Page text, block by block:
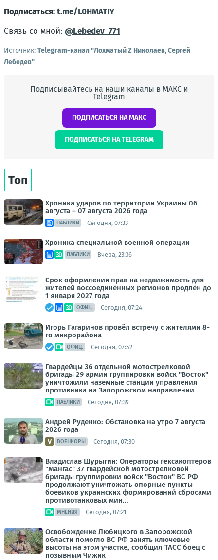
Подписаться:t.me/L0HMATIY
Связь со мной: @Lebedev_771
Источник: Telegram-канал "Лохматый Z Николаев, Сергей
Лебедев"
Подписывайтесь на наши каналы в МАКС и
Telegram
ПОДПИСАТЬСЯ НА МАКС
ПОДПИСАТЬСЯ НА TELEGRAM
Топ
Хроника ударов по территории Украины 06
августа – 07 августа 2026 года
ПАБЛИКИ Сегодня, 07:33
Хроника специальной военной операции
ПАБЛИКИ Вчера, 23:36
Срок оформления прав на недвижимость для
жителей воссоединённых регионов продлён до
1 января 2027 года
ОФИЦ. Сегодня, 07:24
Игорь Гагаринов провёл встречу с жителями 8-
го микрорайона
ОФИЦ. Сегодня, 07:52
Гвардейцы 36 отдельной мотострелковой
бригады 29 армии группировки войск "Восток"
уничтожили наземные станции управления
противника на Запорожском направлении
ПАБЛИКИ Сегодня, 07:39
Андрей Руденко: Обстановка на утро 7 августа
2026 года
ВОЕНКОРЫ Сегодня, 07:30
Владислав Шурыгин: Операторы гексакоптеров
"Мангас" 37 гвардейской мотострелковой
бригады группировки войск "Восток" ВС РФ
продолжают уничтожать опорные пункты
боевиков украинских формирований сбросами
противотанковых мин...
МНЕНИЯ Сегодня, 07:21
Освобождение Любицкого в Запорожской
области помогло ВС РФ занять ключевые
высоты на этом участке, сообщил ТАСС боец с
позывным Чижик